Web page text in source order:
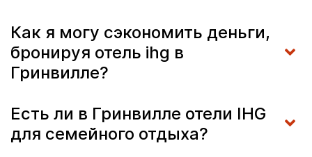
Как я могу сэкономить деньги,
бронируя отель ihg в
Гринвилле?
Есть ли в Гринвилле отели IHG
для семейного отдыха?